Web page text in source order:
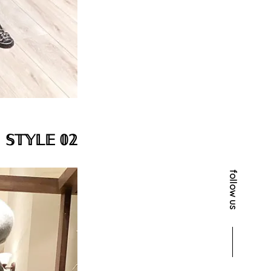
follow us
𝕊𝕋𝕐𝕃𝔼 𝟘𝟚